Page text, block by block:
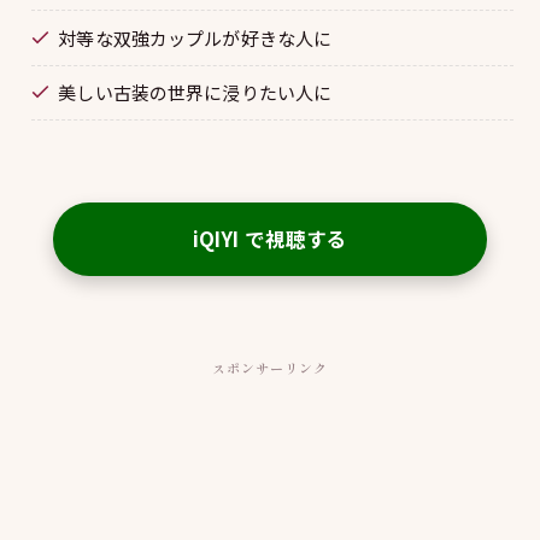
対等な双強カップルが好きな人に
美しい古装の世界に浸りたい人に
iQIYI で視聴する
スポンサーリンク